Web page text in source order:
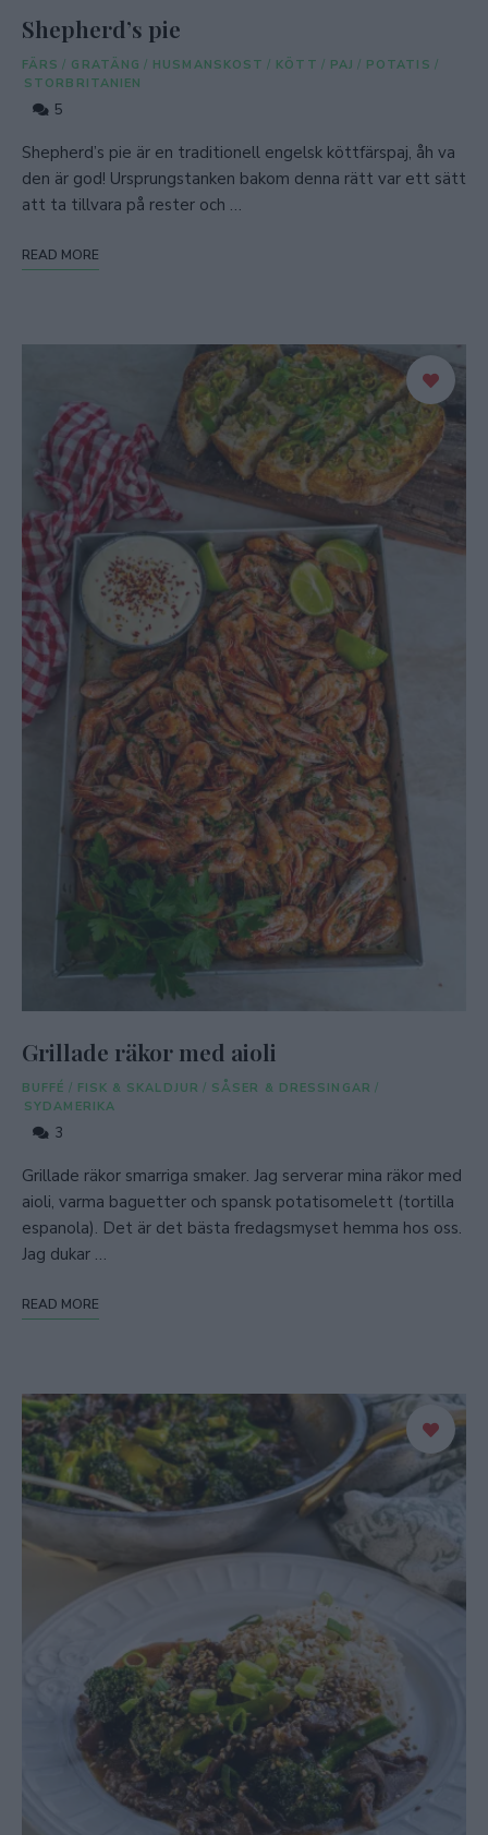
Shepherd’s pie
FÄRS / GRATÄNG / HUSMANSKOST / KÖTT / PAJ / POTATIS /
STORBRITANIEN
5
Shepherd’s pie är en traditionell engelsk köttfärspaj, åh va
den är god! Ursprungstanken bakom denna rätt var ett sätt
att ta tillvara på rester och …
READ MORE
Grillade räkor med aioli
BUFFÉ / FISK & SKALDJUR / SÅSER & DRESSINGAR /
SYDAMERIKA
3
Grillade räkor smarriga smaker. Jag serverar mina räkor med
aioli, varma baguetter och spansk potatisomelett (tortilla
espanola). Det är det bästa fredagsmyset hemma hos oss.
Jag dukar …
READ MORE